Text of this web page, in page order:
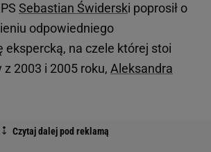
Sebastian Świderski poprosił o
odpowiedniego
ekspercką, na czele której stoi
2003 i 2005 roku, Aleksandra